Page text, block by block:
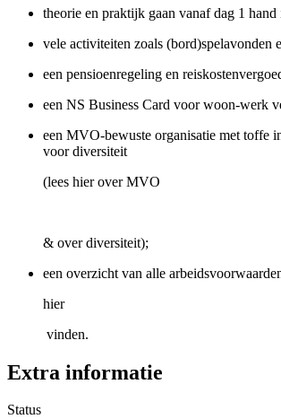
theorie en praktijk gaan vanaf dag 1 hand
vele activiteiten zoals (bord)spelavonden
een pensioenregeling en
een NS Business Card voor woon-werk
een MVO-bewuste organisatie met toffe
voor diversiteit
(lees hier over MVO
& over diversiteit);
een overzicht van alle
hier
vinden.
Extra informatie
Status